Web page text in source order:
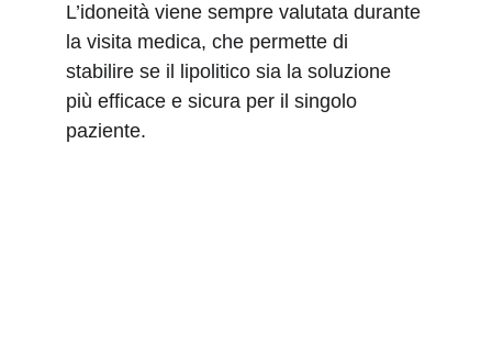
L’idoneità viene sempre valutata durante
la visita medica, che permette di
stabilire se il lipolitico sia la soluzione
più efficace e sicura per il singolo
paziente.